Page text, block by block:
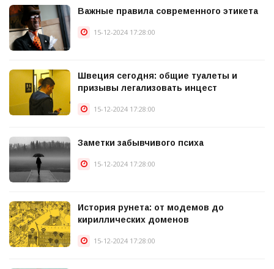
Важные правила современного этикета
15-12-2024 17:28:00
Швеция сегодня: общие туалеты и
призывы легализовать инцест
15-12-2024 17:28:00
Заметки забывчивого психа
15-12-2024 17:28:00
История рунета: от модемов до
кириллических доменов
15-12-2024 17:28:00